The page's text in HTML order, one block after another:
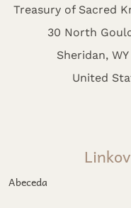
Treasury of Sacred
30 North
Sheridan,
United
Abeceda